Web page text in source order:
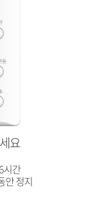
요
시간
안 정지